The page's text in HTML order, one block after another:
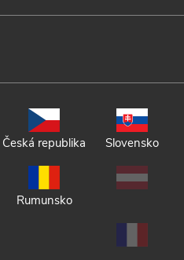
Česká republika Slovensko
Rumunsko